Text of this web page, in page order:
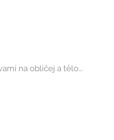
na obličej a tělo...